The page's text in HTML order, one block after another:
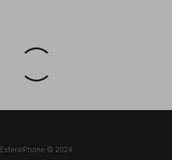
EsferaiPhone © 2024